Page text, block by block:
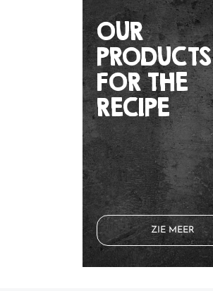
OUR
PRODUCTS
FOR THE
RECIPE
ZIE MEER